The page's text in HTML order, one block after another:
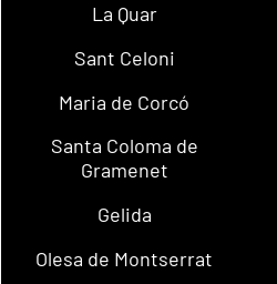
La Quar
Sant Celoni
Maria de Corcó
Santa Coloma de
Gramenet
Gelida
Olesa de Montserrat